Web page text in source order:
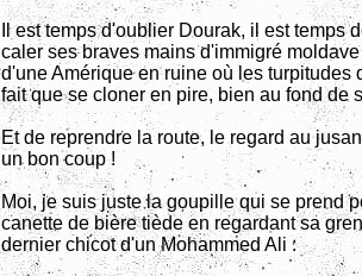
Il est temps d'oublier Dourak, il est temps
caler ses braves mains d'immigré
d'une Amérique en ruine où les turpitudes
fait que se cloner en pire, bien au fond de
Et de reprendre la route, le regard au
un bon coup !
Moi, je suis juste la goupille qui se prend
canette de bière tiède en regardant sa
dernier chicot d'un Mohammed Ali :